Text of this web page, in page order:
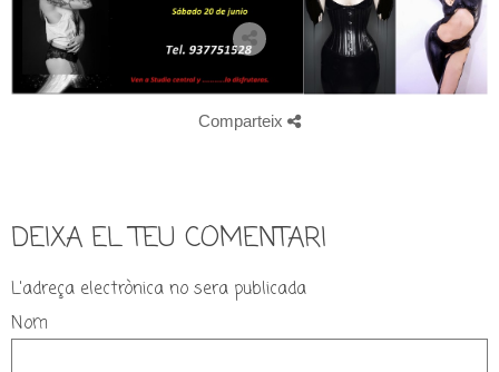
Comparteix
DEIXA EL TEU COMENTARI
L'adreça electrònica no sera publicada
Nom